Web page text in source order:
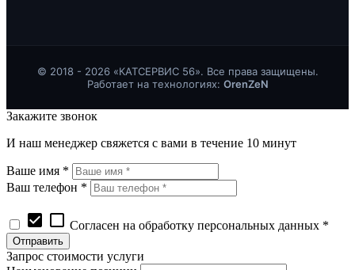
© 2018 - 2026 «КАТСЕРВИС 56». Все права защищены.
Работает на технологиях: OrenZeN
Закажите звонок
И наш менеджер свяжется с вами в течение 10 минут
Ваше имя *
Ваш телефон *
check_box check_box_outline_blank Согласен на обработку персональных данных *
Запрос стоимости услуги